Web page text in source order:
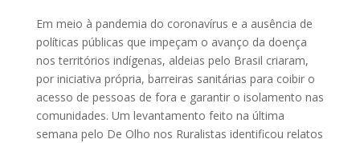
Em meio à pandemia do coronavírus e a ausência de
políticas públicas que impeçam o avanço da doença
nos territórios indígenas, aldeias pelo Brasil criaram,
por iniciativa própria, barreiras sanitárias para coibir o
acesso de pessoas de fora e garantir o isolamento nas
comunidades. Um levantamento feito na última
semana pelo De Olho nos Ruralistas identificou relatos